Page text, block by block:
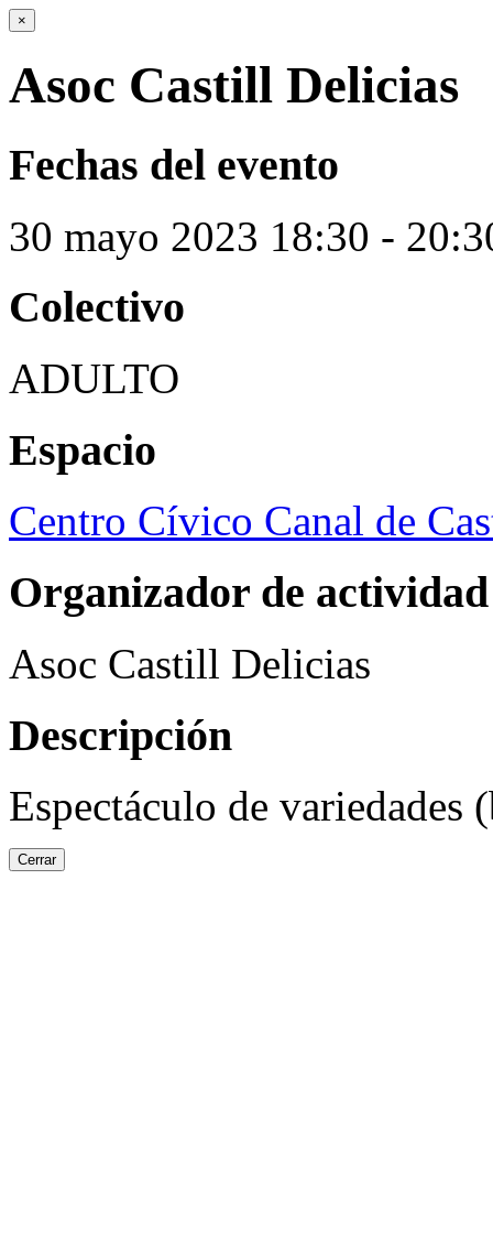
×
Asoc Castill Delicias
Fechas del evento
30 mayo 2023 18:30 -
Colectivo
ADULTO
Espacio
Centro Cívico Canal de
Organizador de actividad
Asoc Castill Delicias
Descripción
Espectáculo de variedades
Cerrar